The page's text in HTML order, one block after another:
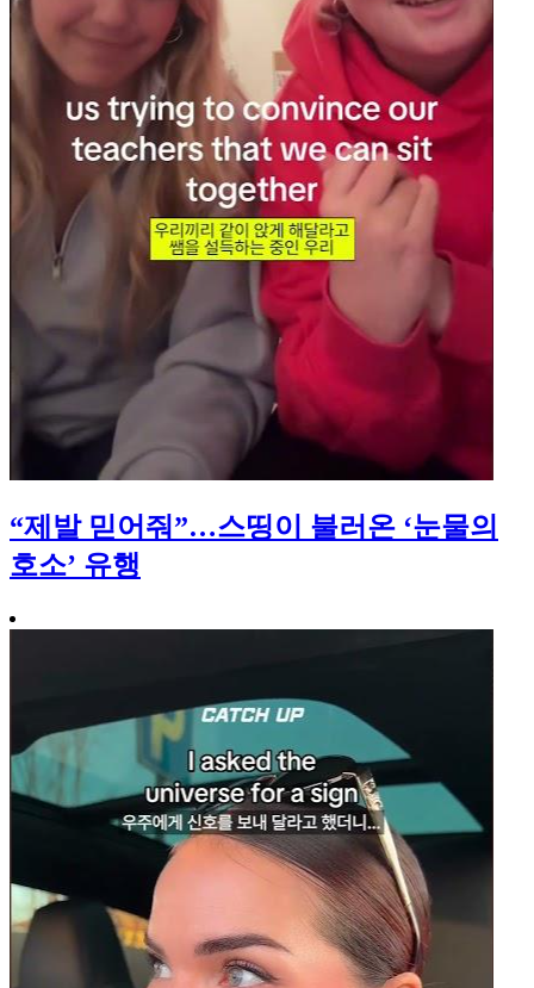
“제발 믿어줘”…스띵이 불러온 ‘눈물의
호소’ 유행